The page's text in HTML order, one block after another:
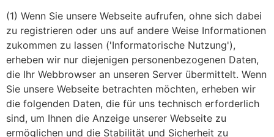
(1) Wenn Sie unsere Webseite aufrufen, ohne sich dabei
zu registrieren oder uns auf andere Weise Informationen
zukommen zu lassen ('Informatorische Nutzung'),
erheben wir nur diejenigen personenbezogenen Daten,
die Ihr Webbrowser an unseren Server übermittelt. Wenn
Sie unsere Webseite betrachten möchten, erheben wir
die folgenden Daten, die für uns technisch erforderlich
sind, um Ihnen die Anzeige unserer Webseite zu
ermöglichen und die Stabilität und Sicherheit zu